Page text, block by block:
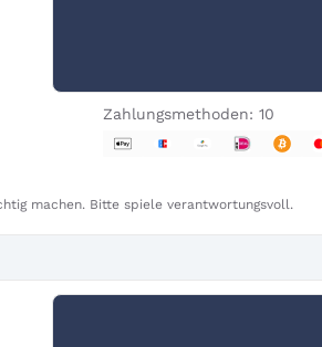
Zahlungsmethoden: 10
machen. Bitte spiele verantwortungsvoll.